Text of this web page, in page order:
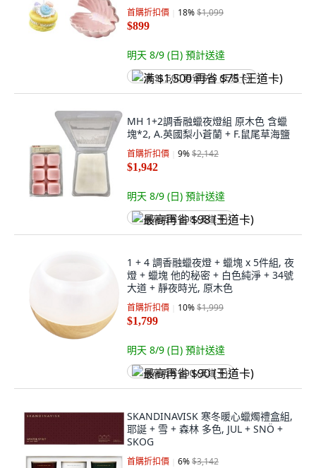
首購折扣價 18%$1,099
$899
明天 8/9 (日) 預計送達
满 $1,500 再省 $75 (王道卡)
MH 1+2調香融蠟夜燈組 原木色 含蠟
塊*2, A.英國梨小蒼蘭 + F.鼠尾草海鹽
首購折扣價 9%$2,142
$1,942
明天 8/9 (日) 預計送達
最高再省 $98 (王道卡)
1 + 4 調香融蠟夜燈 + 蠟塊 x 5件組, 夜
燈 + 蠟塊 他的秘密 + 白色純淨 + 34號
大道 + 靜夜時光, 原木色
首購折扣價 10%$1,999
$1,799
明天 8/9 (日) 預計送達
最高再省 $90 (王道卡)
SKANDINAVISK 寒冬暖心蠟燭禮盒組,
耶誕 + 雪 + 森林 多色, JUL + SNÖ +
SKOG
首購折扣價 6%$3,142